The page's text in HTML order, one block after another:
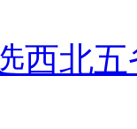
西北